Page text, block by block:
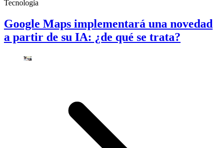
Tecnología
Google Maps implementará una novedad
a partir de su IA: ¿de qué se trata?